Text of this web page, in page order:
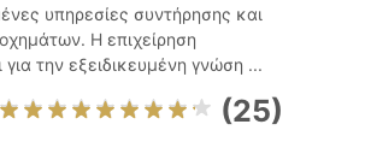
υπηρεσίες συντήρησης και
Η επιχείρηση
για την εξειδικευμένη γνώση ...
(25)